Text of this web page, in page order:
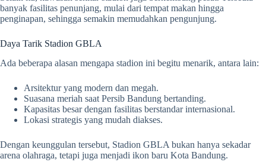
banyak fasilitas penunjang, mulai dari tempat makan hingga
penginapan, sehingga semakin memudahkan pengunjung.
Daya Tarik Stadion GBLA
Ada beberapa alasan mengapa stadion ini begitu menarik, antara lain:
Arsitektur yang modern dan megah.
Suasana meriah saat Persib Bandung bertanding.
Kapasitas besar dengan fasilitas berstandar internasional.
Lokasi strategis yang mudah diakses.
Dengan keunggulan tersebut, Stadion GBLA bukan hanya sekadar
arena olahraga, tetapi juga menjadi ikon baru Kota Bandung.